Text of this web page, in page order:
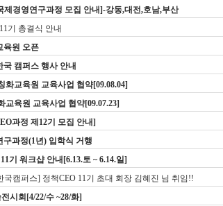
제경영연구과정 모집 안내]-강동,대전,호남,부산
기 총결식 안내
육원 오픈
국 캠퍼스 행사 안내
화교육원 교육사업 협약[09.08.04]
교육원 교육사업 협약[09.07.23]
과정 제12기 모집 안내]
구과정(1년) 입학식 거행
기 워크샵 안내[6.13.토 ~ 6.14.일]
국캠퍼스] 정책CEO 11기 초대 회장 김혜진 님 취임!!
시회[4/22/수 ~28/화]